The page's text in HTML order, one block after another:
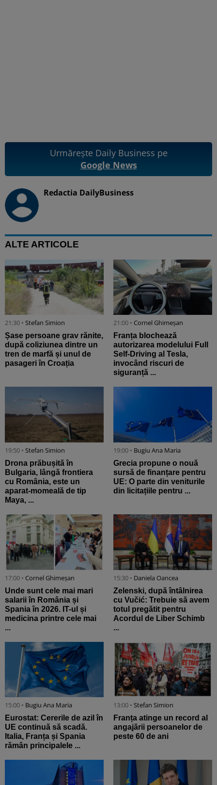
Urmărește Daily Business pe
Google News
Redactia DailyBusiness
ALTE ARTICOLE
21:30 • Stefan Simion
Șase persoane grav rănite,
după coliziunea dintre un
tren de marfă și unul de
pasageri în Croația
21:00 • Cornel Ghimeșan
Franța blochează
autorizarea modelului Full
Self-Driving al Tesla,
invocând riscuri de
siguranță ...
19:50 • Stefan Simion
Drona prăbușită în
Bulgaria, lângă frontiera
cu România, este un
aparat-momeală de tip
Maya, ...
19:00 • Bugiu ⁠Ana Maria
Grecia propune o nouă
sursă de finanțare pentru
UE: O parte din veniturile
din licitațiile pentru ...
17:00 • Cornel Ghimeșan
Unde sunt cele mai mari
salarii în România și
Spania în 2026. IT-ul și
medicina printre cele mai
...
15:30 • Daniela Oancea
Zelenski, după întâlnirea
cu Vučić: Trebuie să avem
totul pregătit pentru
Acordul de Liber Schimb
...
15:00 • Bugiu ⁠Ana Maria
Eurostat: Cererile de azil în
UE continuă să scadă.
Italia, Franța și Spania
rămân principalele ...
13:00 • Stefan Simion
Franța atinge un record al
angajării persoanelor de
peste 60 de ani